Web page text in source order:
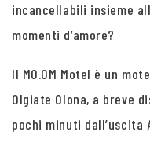
incancellabili insieme
momenti d’amore?
Il MO.OM Motel è un
Olgiate Olona, a breve
pochi minuti dall’uscita